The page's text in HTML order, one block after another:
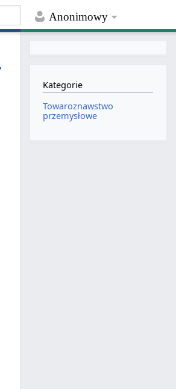
Anonimowy
Kategorie
Towaroznawstwo
przemysłowe